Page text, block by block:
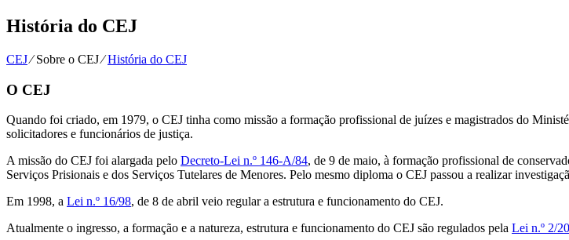
História do CEJ
CEJ⁄Sobre o CEJ⁄História do CEJ
O CEJ
Quando foi criado, em 1979, o CEJ tinha como missão a formação profissional de juízes e magistrados do
solicitadores e funcionários de justiça.
A missão do CEJ foi alargada pelo Decreto-Lei n.º 146-A/84, de 9 de maio, à formação profissional de
Serviços Prisionais e dos Serviços Tutelares de Menores. Pelo mesmo diploma o CEJ passou a realizar
Em 1998, a Lei n.º 16/98, de 8 de abril veio regular a estrutura e funcionamento do CEJ.
Atualmente o ingresso, a formação e a natureza, estrutura e funcionamento do CEJ são regulados pela Lei n.º 2/